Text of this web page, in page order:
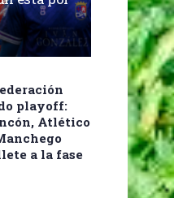
playoff:
Atlético
a la fase